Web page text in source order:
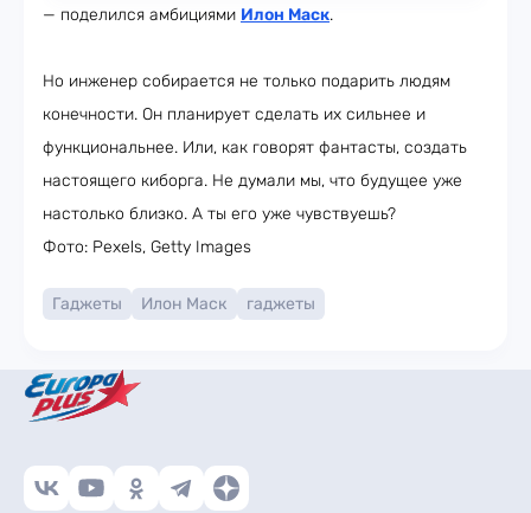
— поделился амбициями Илон Маск.
Но инженер собирается не только подарить людям
конечности. Он планирует сделать их сильнее и
функциональнее. Или, как говорят фантасты, создать
настоящего киборга. Не думали мы, что будущее уже
настолько близко. А ты его уже чувствуешь?
Фото: Pexels, Getty Images
Гаджеты Илон Маск гаджеты